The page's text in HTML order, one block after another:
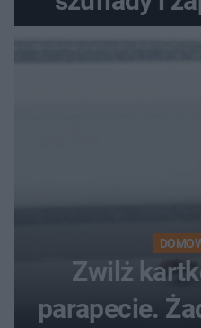
Zwilż
parapecie.